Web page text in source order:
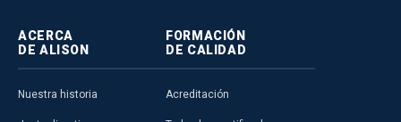
ACERCA
DE ALISON
Nuestra historia
FORMACIÓN
DE CALIDAD
Acreditación